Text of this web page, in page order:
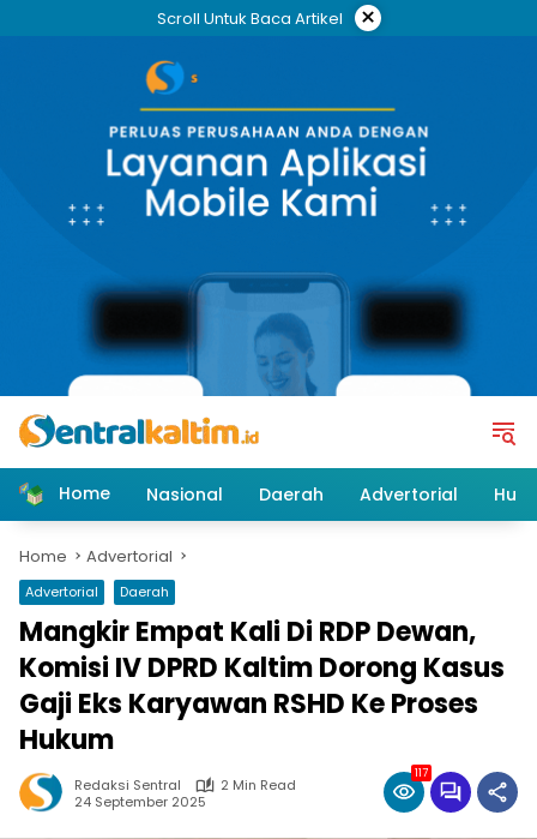
Scroll Untuk Baca Artikel ×
Home Nasional Daerah Advertorial
Home Advertorial
Advertorial Daerah
Mangkir Empat Kali Di RDP Dewan,
Komisi IV DPRD Kaltim Dorong Kasus
Gaji Eks Karyawan RSHD Ke Proses
Hukum
Redaksi Sentral
2 Min Read
24 September 2025
117